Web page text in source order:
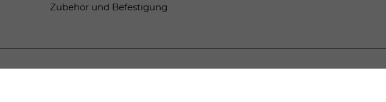
Zubehör und Befestigung